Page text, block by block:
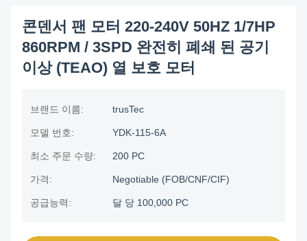
콘덴서 팬 모터 220-240V 50HZ 1/7HP
860RPM / 3SPD 완전히 폐쇄 된 공기
이상 (TEAO) 열 보호 모터
브랜드 이름: trusTec
모델 번호: YDK-115-6A
최소 주문 수량: 200 PC
가격: Negotiable (FOB/CNF/CIF)
공급능력: 달 당 100,000 PC